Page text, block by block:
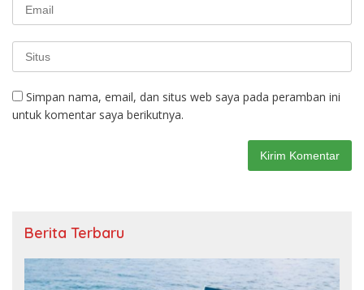
Simpan nama, email, dan situs web saya pada peramban ini
untuk komentar saya berikutnya.
Berita Terbaru